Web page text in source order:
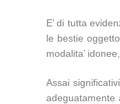
E’ di tutta
le bestie
modalita’
Assai
adeguatamente